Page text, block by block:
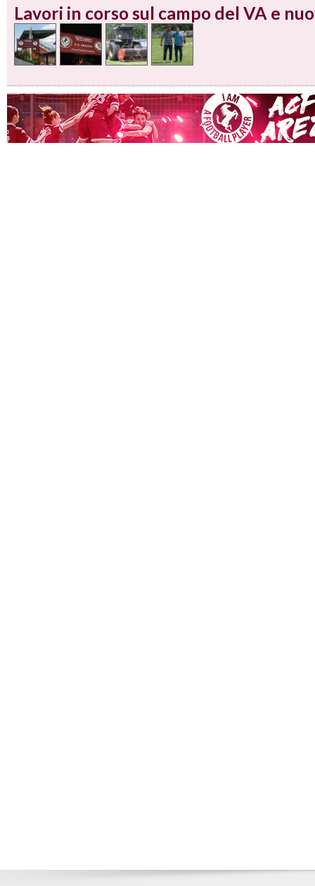
Lavori in corso sul campo del VA e